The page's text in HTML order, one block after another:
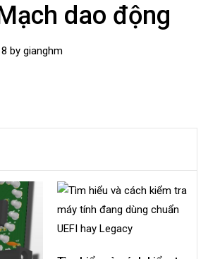
dao động
by gianghm